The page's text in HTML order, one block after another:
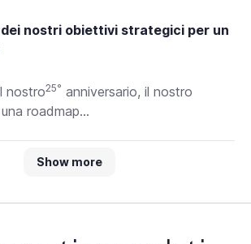
nostri obiettivi strategici per un
nostro25° anniversario, il nostro
roadmap...
Show more